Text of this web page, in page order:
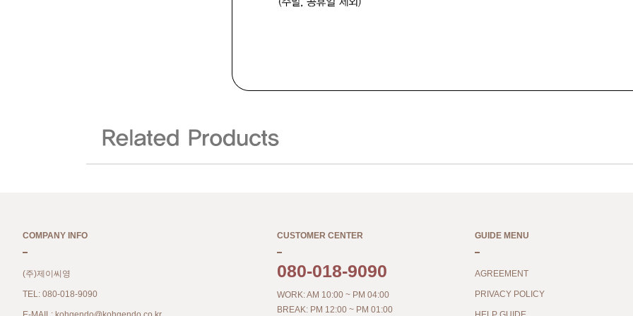
COMPANY INFO
(주)제이씨영
TEL: 080-018-9090
CUSTOMER CENTER
080-018-9090
WORK: AM 10:00 ~ PM 04:00
BREAK: PM 12:00 ~ PM 01:00
GUIDE MENU
AGREEMENT
PRIVACY POLICY